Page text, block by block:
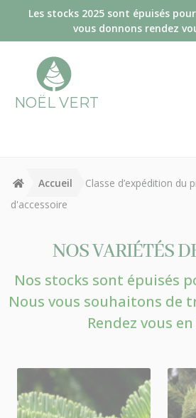
Panneau de gestion des cookies
Les stocks 2025 sont épuisés
vous donnons rendez
NOËL VERT
Accueil Classe d’expédition du
d'accessoire
NOS VARIÉTÉS
Nos stocks sont épuisés
Nous vous souhaitons de
Rendez vous en